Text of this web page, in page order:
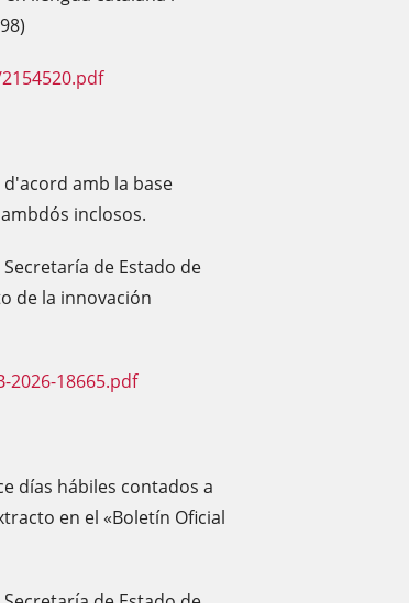
amb la base
inclosos.
de Estado de
de la innovación
2026-18665.pdf
días hábiles contados a
en el «Boletín Oficial